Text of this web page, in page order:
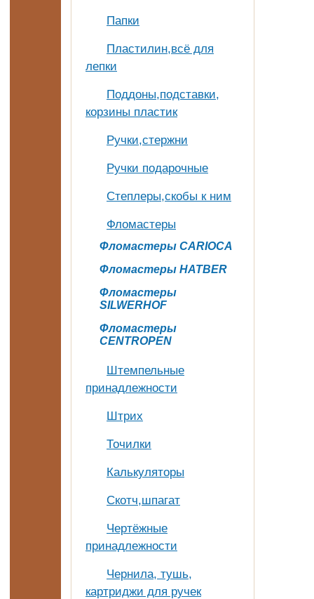
Папки
Пластилин,всё для
лепки
Поддоны,подставки,
корзины пластик
Ручки,стержни
Ручки подарочные
Степлеры,скобы к ним
Фломастеры
Фломастеры CARIOCA
Фломастеры HATBER
Фломастеры
SILWERHOF
Фломастеры
CENTROPEN
Штемпельные
принадлежности
Штрих
Точилки
Калькуляторы
Скотч,шпагат
Чертёжные
принадлежности
Чернила, тушь,
картриджи для ручек